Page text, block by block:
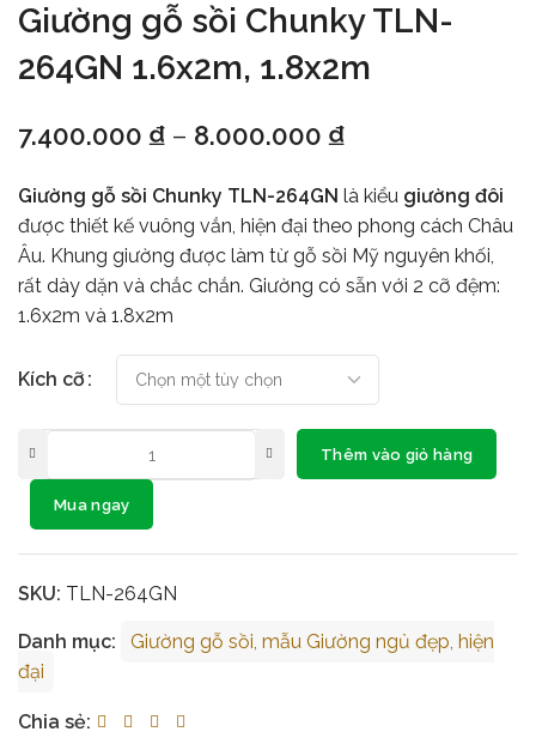
Giường gỗ sồi Chunky TLN-
264GN 1.6x2m, 1.8x2m
7.400.000 ₫ – 8.000.000 ₫
Giường gỗ sồi Chunky TLN-264GN là kiểu giường đôi
được thiết kế vuông vắn, hiện đại theo phong cách Châu
Âu. Khung giường được làm từ gỗ sồi Mỹ nguyên khối,
rất dày dặn và chắc chắn. Giường có sẵn với 2 cỡ đệm:
1.6x2m và 1.8x2m
Kích cỡ
Thêm vào giỏ hàng
Mua ngay
SKU: TLN-264GN
Danh mục:
Giường gỗ sồi, mẫu Giường ngủ đẹp, hiện
đại
Chia sẻ: